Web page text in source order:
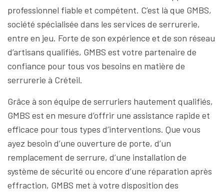
professionnel fiable et compétent. C’est là que GMBS,
société spécialisée dans les services de serrurerie,
entre en jeu. Forte de son expérience et de son réseau
d’artisans qualifiés, GMBS est votre partenaire de
confiance pour tous vos besoins en matière de
serrurerie à Créteil.
Grâce à son équipe de serruriers hautement qualifiés,
GMBS est en mesure d’offrir une assistance rapide et
efficace pour tous types d’interventions. Que vous
ayez besoin d’une ouverture de porte, d’un
remplacement de serrure, d’une installation de
système de sécurité ou encore d’une réparation après
effraction, GMBS met à votre disposition des